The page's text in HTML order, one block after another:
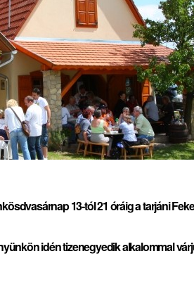
13-tól 21 óráig a tarjáni
idén tizenegyedik alkalommal